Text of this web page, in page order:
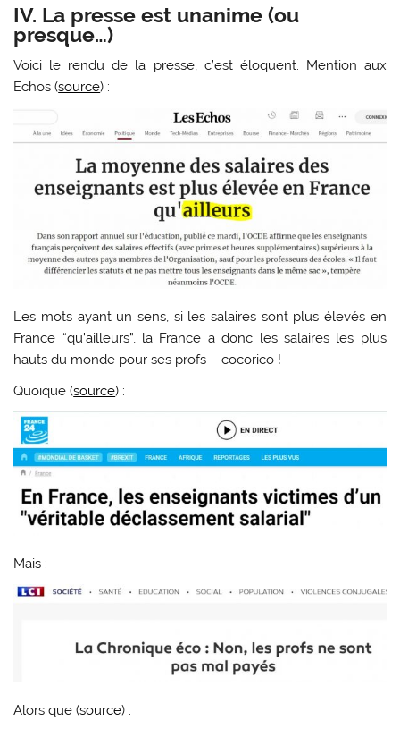
IV. La presse est unanime (ou
presque…)
Voici le rendu de la presse, c’est éloquent. Mention aux
Echos (source) :
Les mots ayant un sens, si les salaires sont plus élevés en
France “qu’ailleurs”, la France a donc les salaires les plus
hauts du monde pour ses profs – cocorico !
Quoique (source) :
Mais :
Alors que (source) :